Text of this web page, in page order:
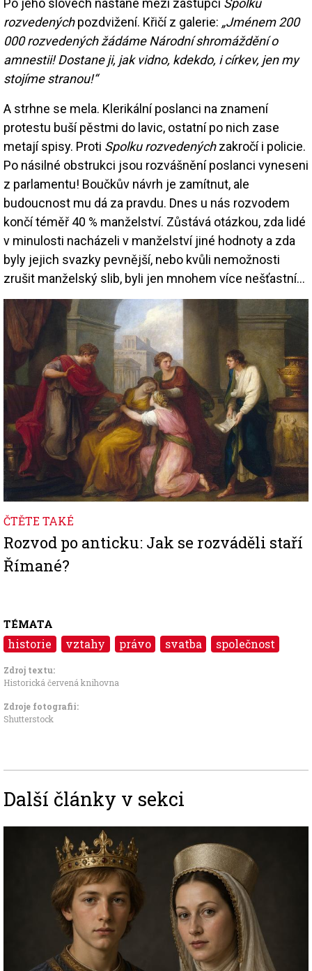
Po jeho slovech nastane mezi zástupci Spolku
rozvedenýchpozdvižení. Křičí z galerie: „Jménem 200
000 rozvedených žádáme Národní shromáždění o
amnestii! Dostane ji, jak vidno, kdekdo, i církev, jen my
stojíme stranou!“
A strhne se mela. Klerikální poslanci na znamení
protestu buší pěstmi do lavic, ostatní po nich zase
metají spisy. Proti Spolku rozvedenýchzakročí i policie.
Po násilné obstrukci jsou rozvášnění poslanci vyneseni
z parlamentu! Boučkův návrh je zamítnut, ale
budoucnost mu dá za pravdu. Dnes u nás rozvodem
končí téměř 40 % manželství. Zůstává otázkou, zda lidé
v minulosti nacházeli v manželství jiné hodnoty a zda
byly jejich svazky pevnější, nebo kvůli nemožnosti
zrušit manželský slib, byli jen mnohem více nešťastní…
Image
ČTĚTE TAKÉ
Rozvod po anticku: Jak se rozváděli staří
Římané?
TÉMATA
historie vztahy právo svatba společnost
Zdroj textu:
Historická červená knihovna
Zdroje fotografii:
Shutterstock
Další články v sekci